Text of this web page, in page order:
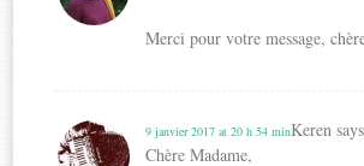
Merci pour votre message,
Keren
9 janvier 2017 at 20 h 54 min
Chère Madame,